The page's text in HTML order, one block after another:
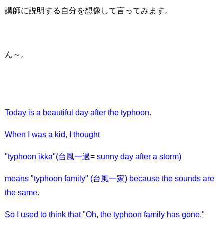
講師に説明する自分を想像して言ってみます。
ん～。
Today is a beautiful day after the typhoon.
When I was a kid, I thought
"typhoon ikka"(台風一過= sunny day after a storm)
means "typhoon family" (台風一家) because the sounds are
the same.
So I used to think that "Oh, the typhoon family has gone."